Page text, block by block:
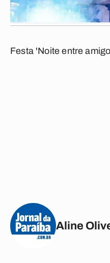
Festa 'Noite entre
Aline